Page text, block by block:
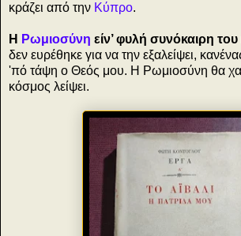
κράζει από την Κύπρο.
Η Ρωμιοσύνη είν’ φυλή συνόκαιρη
δεν ευρέθηκε για να την εξαλείψει,
'πό τάψη ο Θεός μου. Η Ρωμιοσύνη θα
κόσμος λείψει.